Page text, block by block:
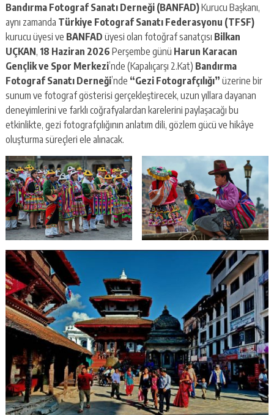
Bandırma Fotograf Sanatı Derneği (BANFAD)Kurucu Başkanı,
aynı zamanda Türkiye Fotograf Sanatı Federasyonu (TFSF)
kurucu üyesi ve BANFAD üyesi olan fotoğraf sanatçısı Bilkan
UÇKAN, 18 Haziran 2026 Perşembe günü Harun Karacan
Gençlik ve Spor Merkezi’nde (Kapalıçarşı 2.Kat) Bandırma
Fotograf Sanatı Derneği’nde “Gezi Fotografçılığı” üzerine bir
sunum ve fotograf gösterisi gerçekleştirecek, uzun yıllara dayanan
deneyimlerini ve farklı coğrafyalardan karelerini paylaşacağı bu
etkinlikte, gezi fotografçılığının anlatım dili, gözlem gücü ve hikâye
oluşturma süreçleri ele alınacak.